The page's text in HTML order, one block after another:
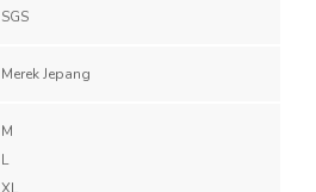
SGS
Merek Jepang
M
L